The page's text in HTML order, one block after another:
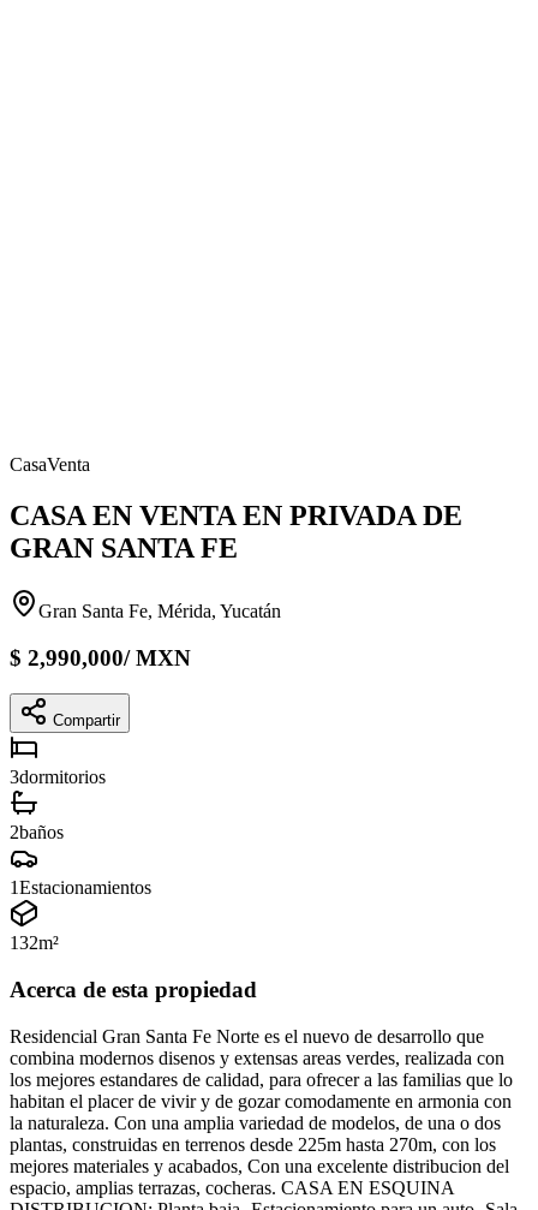
CasaVenta
CASA EN VENTA EN PRIVADA DE
GRAN SANTA FE
Gran Santa Fe, Mérida, Yucatán
$ 2,990,000/MXN
Compartir
3dormitorios
2baños
1Estacionamientos
132m²
Acerca de esta propiedad
Residencial Gran Santa Fe Norte es el nuevo de desarrollo que
combina modernos disenos y extensas areas verdes, realizada con
los mejores estandares de calidad, para ofrecer a las familias que lo
habitan el placer de vivir y de gozar comodamente en armonia con
la naturaleza. Con una amplia variedad de modelos, de una o dos
plantas, construidas en terrenos desde 225m hasta 270m, con los
mejores materiales y acabados, Con una excelente distribucion del
espacio, amplias terrazas, cocheras. CASA EN ESQUINA